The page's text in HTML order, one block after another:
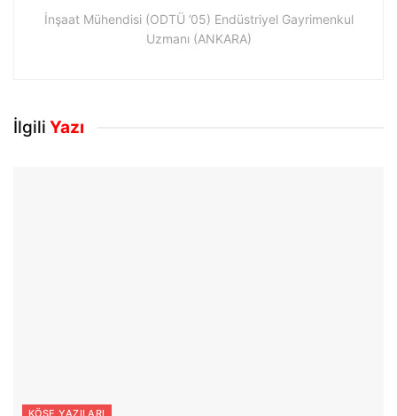
İnşaat Mühendisi (ODTÜ ’05) Endüstriyel Gayrimenkul
Uzmanı (ANKARA)
İlgili Yazı
KÖŞE YAZILARI